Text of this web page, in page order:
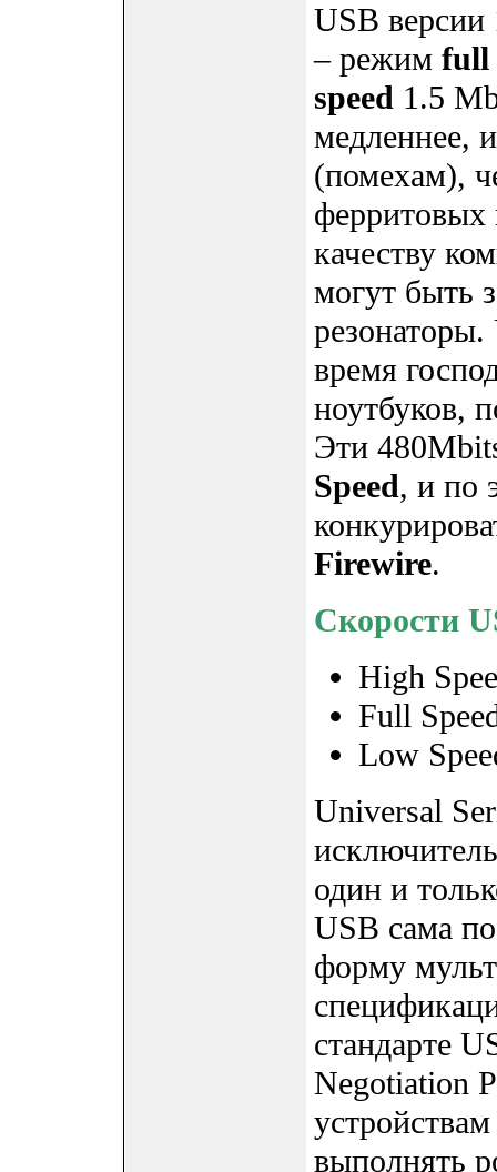
USB версии
– режим full
speed 1.5
медленнее,
(помехам),
ферритовых
качеству
могут быть
время
ноутбуков,
Эти
Speed, и по
Firewire.
Скорости
High
Full
Low
Universal
один и
USB сама
форму
стандарте
Negotiation
выполнять